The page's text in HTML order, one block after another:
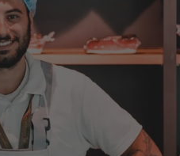
kenne, bestelle ich
Auswahl, für jeden ist
passt die Preis-Leistung
dabei.
8.8.2026